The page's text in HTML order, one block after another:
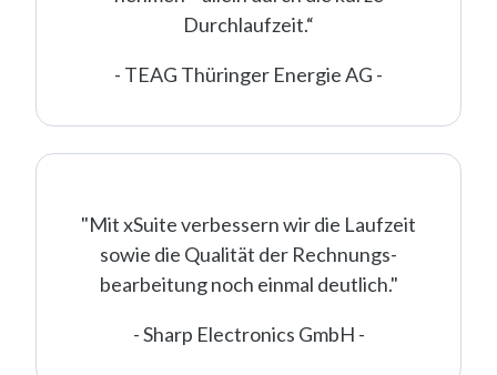
Durchlaufzeit.“
- TEAG Thüringer Energie AG -
"Mit xSuite verbessern wir die Laufzeit
sowie die Qualität der Rechnungs-
bearbeitung noch einmal deutlich."
- Sharp Electronics GmbH -